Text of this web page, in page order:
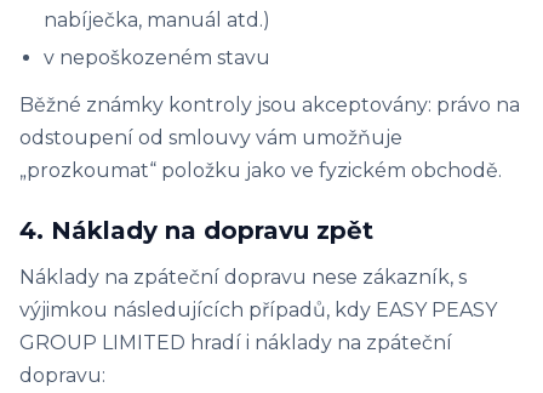
nabíječka, manuál atd.)
v nepoškozeném stavu
Běžné známky kontroly jsou akceptovány: právo na
odstoupení od smlouvy vám umožňuje
„prozkoumat“ položku jako ve fyzickém obchodě.
4. Náklady na dopravu zpět
Náklady na zpáteční dopravu nese zákazník, s
výjimkou následujících případů, kdy EASY PEASY
GROUP LIMITED hradí i náklady na zpáteční
dopravu: